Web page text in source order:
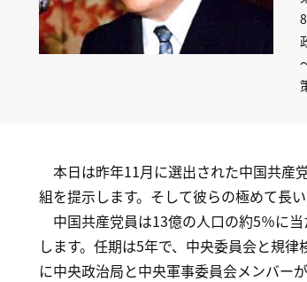
本日は昨年11月に選出された中国共産
組を提示します。そして彼らの極めて長
中国共産党員は13億の人口の約5％に
します。任期は5年で、中央委員会と規
に中央政治局と中央軍事委員会メンバー